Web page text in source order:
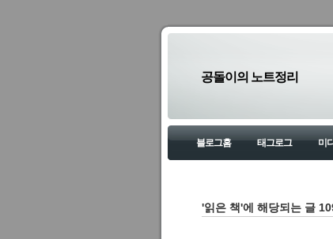
공돌이의 노트정리
블로그홈 태그로그 미
'읽은 책'에 해당되는 글